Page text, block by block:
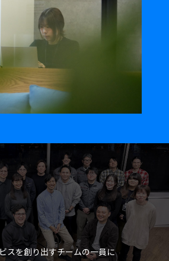
スを創り出すチームの一員に